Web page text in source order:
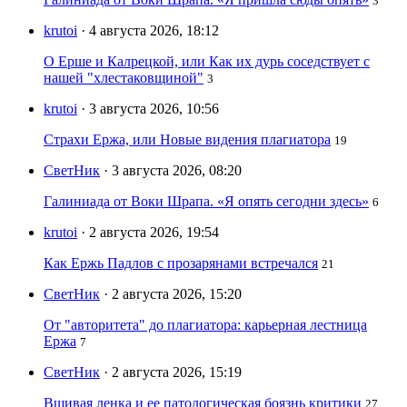
krutoi · 4 августа 2026, 18:12
О Ерше и Калрецкой, или Как их дурь соседствует с
нашей "хлестаковщиной" 3
krutoi · 3 августа 2026, 10:56
Страхи Ержа, или Новые видения плагиатора 19
СветНик · 3 августа 2026, 08:20
Галиниада от Воки Шрапа. «Я опять сегодни здесь» 6
krutoi · 2 августа 2026, 19:54
Как Ержь Падлов с прозарянами встречался 21
СветНик · 2 августа 2026, 15:20
От "авторитета" до плагиатора: карьерная лестница
Ержа 7
СветНик · 2 августа 2026, 15:19
Вшивая ленка и ее патологическая боязнь критики 27